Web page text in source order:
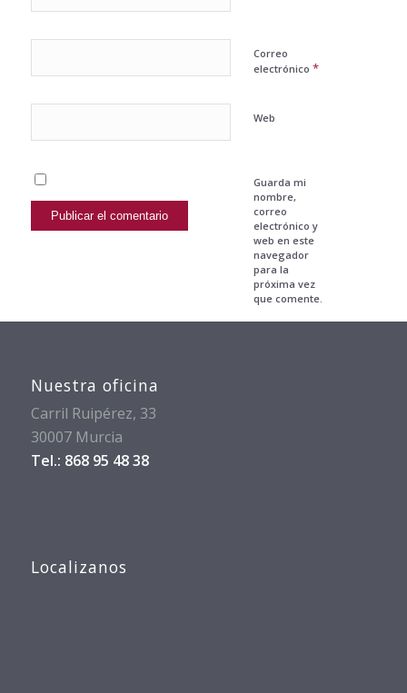
Correo
electrónico *
Web
Guarda mi
nombre,
correo
electrónico y
web en este
navegador
para la
próxima vez
que comente.
Nuestra oficina
Carril Ruipérez, 33
30007 Murcia
Tel.: 868 95 48 38
Localizanos